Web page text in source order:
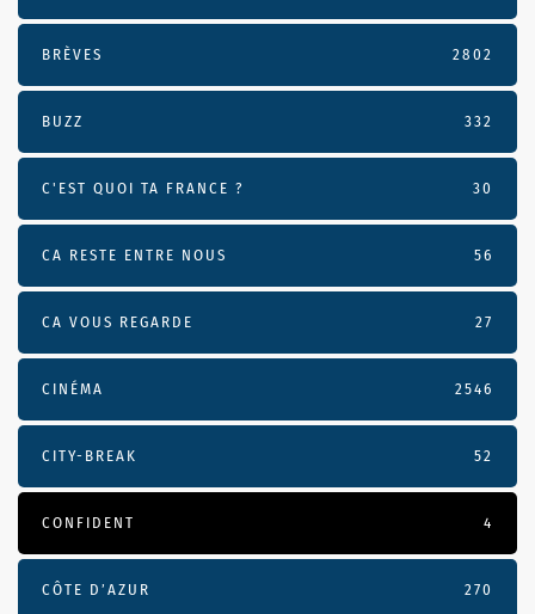
BRÈVES 2802
BUZZ 332
C'EST QUOI TA FRANCE ? 30
CA RESTE ENTRE NOUS 56
CA VOUS REGARDE 27
CINÉMA 2546
CITY-BREAK 52
CONFIDENT 4
CÔTE D’AZUR 270